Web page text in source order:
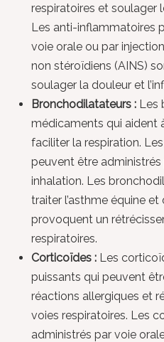
respiratoires et soulager
Les anti-inflammatoires
voie orale ou par
non stéroïdiens (AINS)
soulager la douleur et
Bronchodilatateurs : Les
médicaments qui aident
faciliter la respiration.
peuvent être
inhalation. Les
traiter l’asthme équine et
provoquent un
respiratoires.
Corticoïdes : Les
puissants qui peuvent
réactions allergiques et
voies respiratoires. Les
administrés par voie